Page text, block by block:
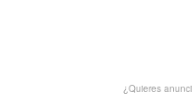
¿Quieres